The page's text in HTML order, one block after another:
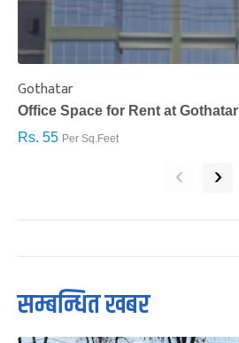
Gothatar
Office Space for Rent at Gothatar
Rs. 55 Per Sq.Feet
‹ ›
सम्बन्धित खबर